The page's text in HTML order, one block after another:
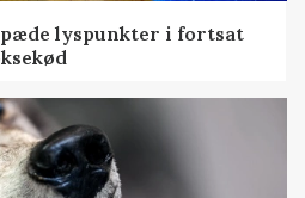
lyspunkter i fortsat